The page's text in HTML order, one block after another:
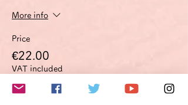
More info
Price
€22.00
VAT included